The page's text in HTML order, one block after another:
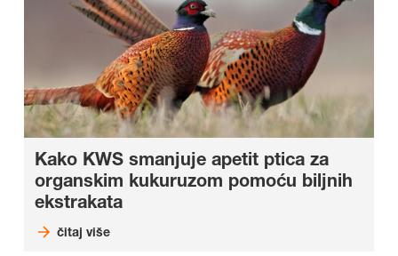
Kako KWS smanjuje apetit ptica za
organskim kukuruzom pomoću biljnih
ekstrakata
čitaj više